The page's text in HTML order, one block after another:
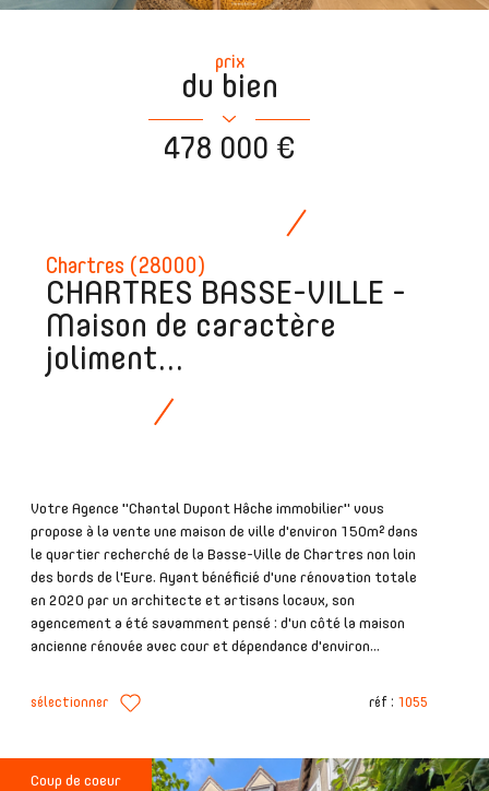
Chartres (28000)
CHARTRES BASSE-VILLE -
Maison de caractère
joliment...
Votre Agence "Chantal Dupont Hâche immobilier" vous
propose à la vente une maison de ville d'environ 150m² dans
le quartier recherché de la Basse-Ville de Chartres non loin
des bords de l'Eure. Ayant bénéficié d'une rénovation totale
en 2020 par un architecte et artisans locaux, son
agencement a été savamment pensé : d'un côté la maison
ancienne rénovée avec cour et dépendance d'environ...
prix
du bien
478 000 €
sélectionner réf : 1055
Coup de coeur